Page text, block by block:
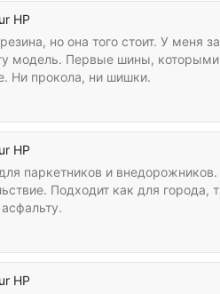
HP
но она того стоит. У меня
модель. Первые шины,
Ни прокола, ни шишки.
HP
паркетников и
Подходит как для
HP